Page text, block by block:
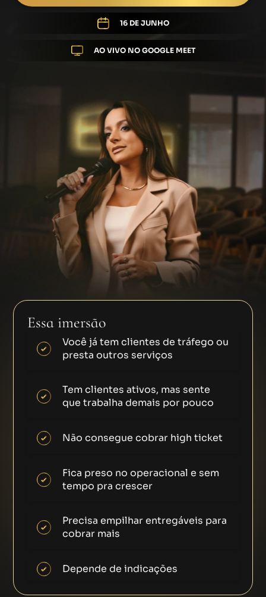
16 DE JUNHO
AO VIVO NO GOOGLE MEET
Essa imersão
Você já tem clientes de tráfego ou
presta outros serviços
Tem clientes ativos, mas sente
que trabalha demais por pouco
Não consegue cobrar high ticket
Fica preso no operacional e sem
tempo pra crescer
Precisa empilhar entregáveis para
cobrar mais
Depende de indicações